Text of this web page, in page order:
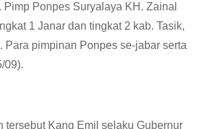
Pimp Ponpes Suryalaya KH. Zainal
1 Janar dan tingkat 2 kab. Tasik,
Para pimpinan Ponpes se-jabar serta
09).
tersebut Kang Emil selaku Gubernur